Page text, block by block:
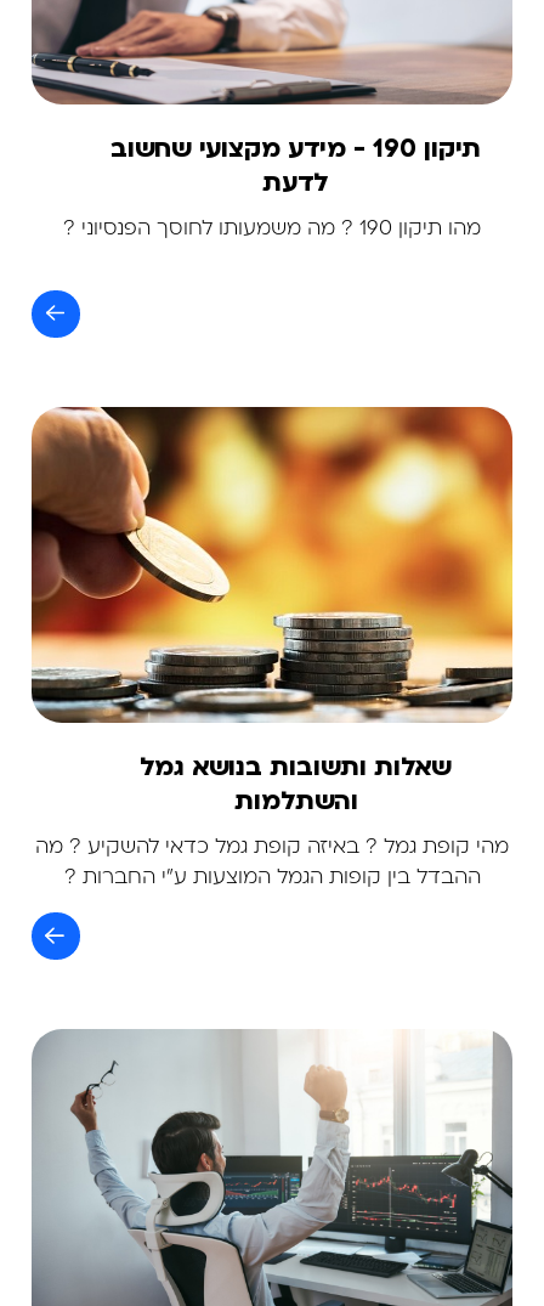
תיקון 190 - מידע מקצועי שחשוב
לדעת
מהו תיקון 190 ? מה משמעותו לחוסך הפנסיוני ?
שאלות ותשובות בנושא גמל
והשתלמות
מהי קופת גמל ? באיזה קופת גמל כדאי להשקיע ? מה
ההבדל בין קופות הגמל המוצעות ע"י החברות ?